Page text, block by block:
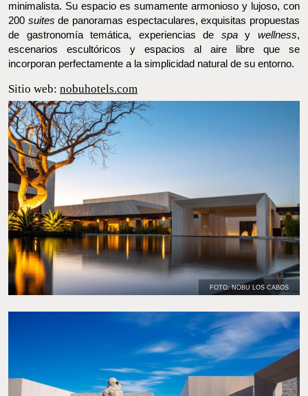
Nobu Hotel Los Caboses otro de loshoteles de diseño en
Méxicoque destaca por la belleza y sublimidad de cada uno de
sus espacios, ubicado en el extremo sur de la
Península de Baja
Californiay con un maravilloso espacio de estilo japonés y
minimalista. Su espacio es sumamente armonioso y lujoso, con
de gastronomía temática, experiencias de
escenarios escultóricos y espacios al aire libre que se incorporan
perfectamente a la simplicidad natural de su entorno.
Sitio web: nobuhotels.com
FOTO: NOBU LOS CABOS